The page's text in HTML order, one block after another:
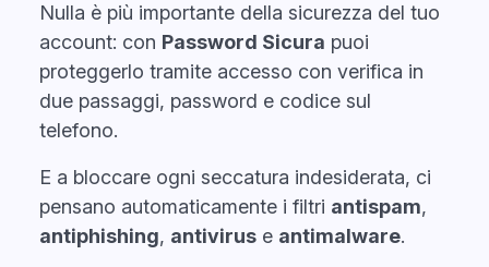
Nulla è più importante della sicurezza del tuo
account: con Password Sicura puoi
proteggerlo tramite accesso con verifica in
due passaggi, password e codice sul
telefono.
E a bloccare ogni seccatura indesiderata, ci
pensano automaticamente i filtri antispam,
antiphishing, antivirus e antimalware.